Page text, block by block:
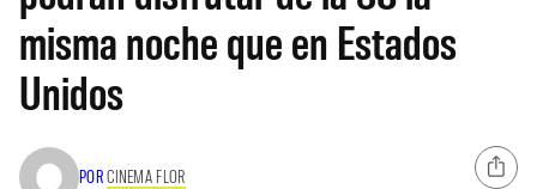
misma noche que en Estados
Unidos
PORCINEMA FLOR